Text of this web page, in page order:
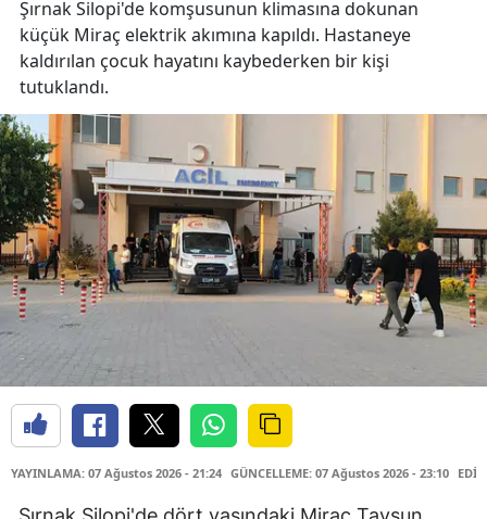
Şırnak Silopi'de komşusunun klimasına dokunan
küçük Miraç elektrik akımına kapıldı. Hastaneye
kaldırılan çocuk hayatını kaybederken bir kişi
tutuklandı.
YAYINLAMA: 07 Ağustos 2026 - 21:24 GÜNCELLEME: 07 Ağustos 2026 - 23:10